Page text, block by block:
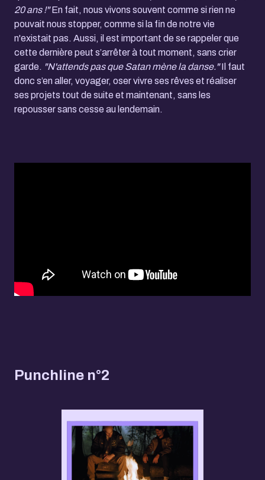
20 ans !"En fait, nous vivons souvent comme si rien ne
pouvait nous stopper, comme si la fin de notre vie
n'existait pas. Aussi, il est important de se rappeler que
cette dernière peut s’arrêter à tout moment, sans crier
garde. "N'attends pas que Satan mène la danse."Il faut
donc s’en aller, voyager, oser vivre ses rêves et réaliser
ses projets tout de suite et maintenant, sans les
repousser sans cesse au lendemain.
Punchline n°2